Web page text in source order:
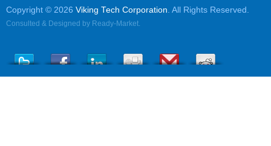
Copyright © 2026 Viking Tech Corporation. All Rights Reserved.
Consulted & Designed by Ready-Market.